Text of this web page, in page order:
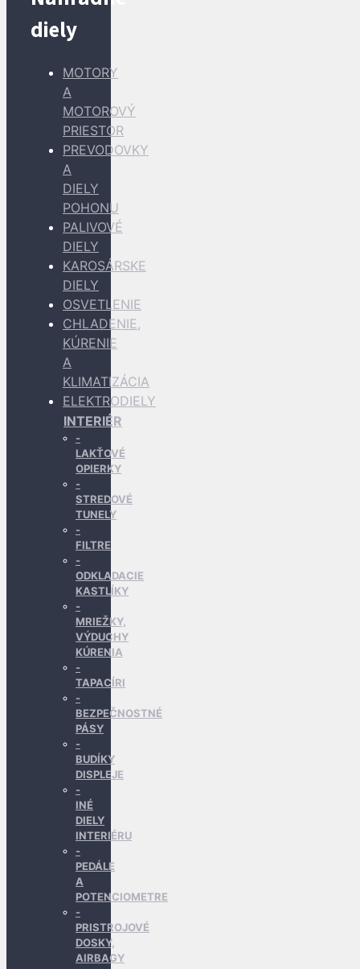
diely
MOTORY
A
MOTOROVÝ
PRIESTOR
PREVODOVKY
A
DIELY
POHONU
PALIVOVÉ
DIELY
KAROSÁRSKE
DIELY
OSVETLENIE
CHLADENIE,
KÚRENIE
A
KLIMATIZÁCIA
ELEKTRODIELY
INTERIÉR
LAKŤOVÉ
OPIERKY
STREDOVÉ
TUNELY
FILTRE
ODKLADACIE
KASTLÍKY
MRIEŽKY,
VÝDUCHY
KÚRENIA
TAPACÍRI
BEZPEČNOSTNÉ
PÁSY
BUDÍKY
DISPLEJE
INÉ
DIELY
INTERIÉRU
PEDÁLE
A
POTENCIOMETRE
PRISTROJOVÉ
DOSKY,
AIRBAGY